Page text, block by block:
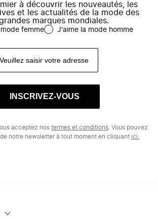
à découvrir les nouveautés, les
et les actualités de la mode des
marques mondiales.
femme J'aime la mode homme
INSCRIVEZ-VOUS
acceptez nos termes et conditions . Vous pouvez
notre newsletter à tout moment en cliquant ici.